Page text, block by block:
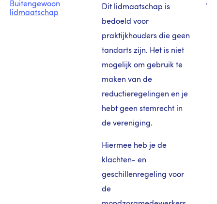
Buitengewoon
lidmaatschap
Dit lidmaatschap is
bedoeld voor
praktijkhouders die geen
tandarts zijn. Het is niet
mogelijk om gebruik te
maken van de
reductieregelingen en je
hebt geen stemrecht in
de vereniging.
Hiermee heb je de
klachten- en
geschillenregeling voor
de
€